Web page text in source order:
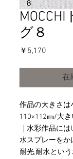
グ８
￥5,170
在
作品の大きさは
110×112㎜/大
｜水彩作品に
水スプレーをか
耐光,耐水とい